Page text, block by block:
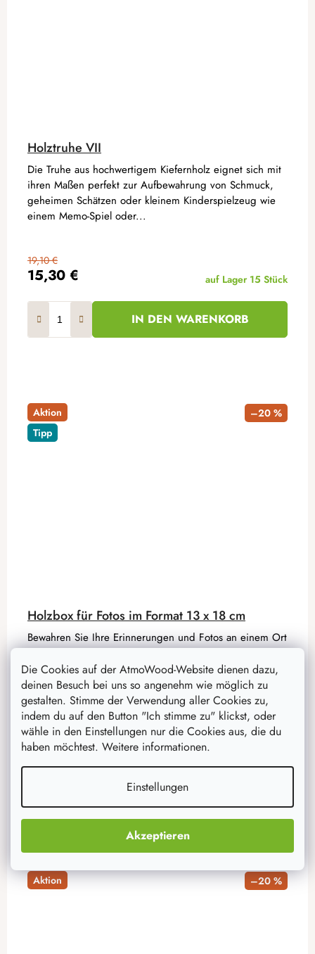
Die Cookies auf der AtmoWood-Website dienen dazu,
deinen Besuch bei uns so angenehm wie möglich zu
gestalten. Stimme der Verwendung aller Cookies zu,
indem du auf den Button "Ich stimme zu" klickst, oder
wähle in den Einstellungen nur die Cookies aus, die du
haben möchtest. Weitere informationen.
Einstellungen
Akzeptieren
Holztruhe VII
15,30 €
19,10 €
auf Lager 15 Stück
IN DEN WARENKORB
Die Truhe aus hochwertigem Kiefernholz eignet sich mit
ihren Maßen perfekt zur Aufbewahrung von Schmuck,
geheimen Schätzen oder kleinem Kinderspielzeug wie
einem Memo-Spiel oder...
Aktion
Tipp
–20 %
Holzbox für Fotos im Format 13 x 18 cm
9,80 €
12,30 €
auf Lager
IN DEN WARENKORB
Bewahren Sie Ihre Erinnerungen und Fotos an einem Ort
auf, an dem sie sicher sind. Diese nach Holz duftende
Box wird zum perfekten Aufbewahrungsort für diese
zarten Momente.
Aktion –20 %